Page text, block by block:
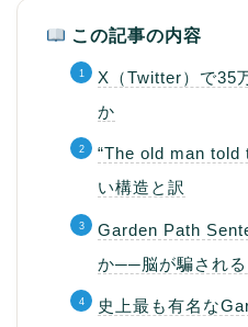
この記事の内容
X（Twitter）で35
か
“The old man told
い構造と訳
Garden Path
か──脳が騙される
史上最も有名な